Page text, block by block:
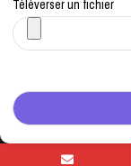
Téléverser un fichier